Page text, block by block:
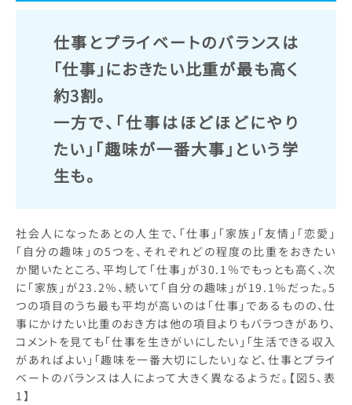
仕事とプライベートのバランスは
「仕事」におきたい比重が最も高く
約3割。
一方で、「仕事はほどほどにやり
たい」「趣味が一番大事」という学
生も。
社会人になったあとの人生で、「仕事」「家族」「友情」「恋愛」
「自分の趣味」の5つを、それぞれどの程度の比重をおきたい
か聞いたところ、平均して「仕事」が30.1％でもっとも高く、次
に「家族」が23.2％、続いて「自分の趣味」が19.1％だった。5
つの項目のうち最も平均が高いのは「仕事」であるものの、仕
事にかけたい比重のおき方は他の項目よりもバラつきがあり、
コメントを見ても「仕事を生きがいにしたい」「生活できる収入
があればよい」「趣味を一番大切にしたい」など、仕事とプライ
ベートのバランスは人によって大きく異なるようだ。【図5、表
1】